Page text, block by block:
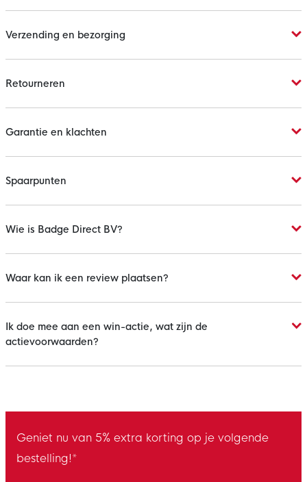
Verzending en bezorging
Retourneren
Garantie en klachten
Spaarpunten
Wie is Badge Direct BV?
Waar kan ik een review plaatsen?
Ik doe mee aan een win-actie, wat zijn de
actievoorwaarden?
Geniet nu van 5% extra korting op je volgende
bestelling!*